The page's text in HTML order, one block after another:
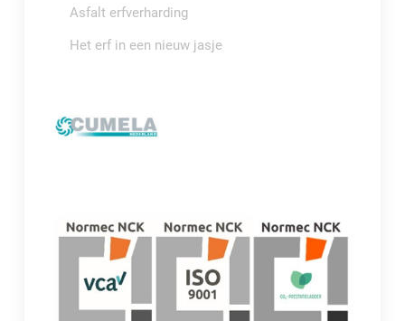
Asfalt erfverharding
Het erf in een nieuw jasje